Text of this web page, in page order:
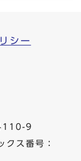
シー
110-9
クス番号：